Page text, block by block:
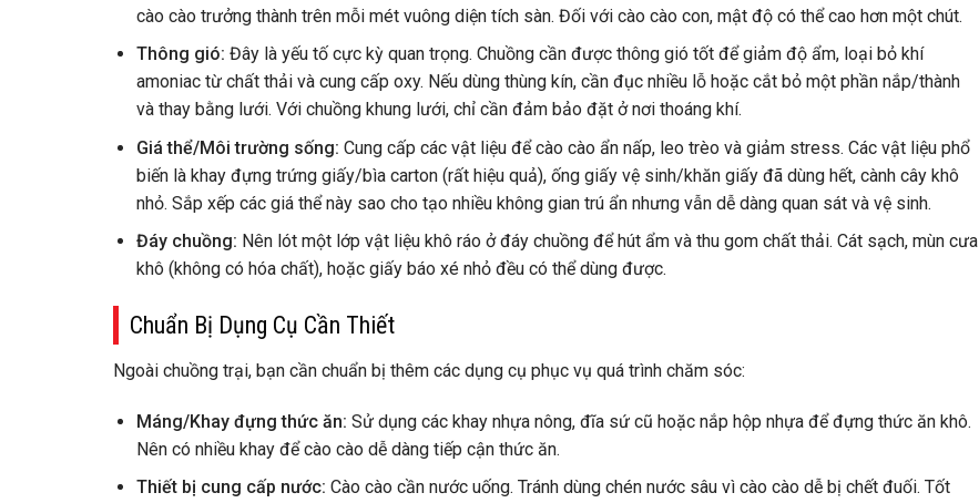
cào cào trưởng thành trên mỗi mét vuông diện tích sàn. Đối với cào cào con, mật độ có thể cao hơn một chút.
Thông gió: Đây là yếu tố cực kỳ quan trọng. Chuồng cần được thông gió tốt để giảm độ ẩm, loại bỏ khí
amoniac từ chất thải và cung cấp oxy. Nếu dùng thùng kín, cần đục nhiều lỗ hoặc cắt bỏ một phần nắp/thành
và thay bằng lưới. Với chuồng khung lưới, chỉ cần đảm bảo đặt ở nơi thoáng khí.
Giá thể/Môi trường sống: Cung cấp các vật liệu để cào cào ẩn nấp, leo trèo và giảm stress. Các vật liệu phổ
biến là khay đựng trứng giấy/bìa carton (rất hiệu quả), ống giấy vệ sinh/khăn giấy đã dùng hết, cành cây khô
nhỏ. Sắp xếp các giá thể này sao cho tạo nhiều không gian trú ẩn nhưng vẫn dễ dàng quan sát và vệ sinh.
Đáy chuồng: Nên lót một lớp vật liệu khô ráo ở đáy chuồng để hút ẩm và thu gom chất thải. Cát sạch, mùn cưa
khô (không có hóa chất), hoặc giấy báo xé nhỏ đều có thể dùng được.
Chuẩn Bị Dụng Cụ Cần Thiết
Ngoài chuồng trại, bạn cần chuẩn bị thêm các dụng cụ phục vụ quá trình chăm sóc:
Máng/Khay đựng thức ăn: Sử dụng các khay nhựa nông, đĩa sứ cũ hoặc nắp hộp nhựa để đựng thức ăn khô.
Nên có nhiều khay để cào cào dễ dàng tiếp cận thức ăn.
Thiết bị cung cấp nước: Cào cào cần nước uống. Tránh dùng chén nước sâu vì cào cào dễ bị chết đuối. Tốt